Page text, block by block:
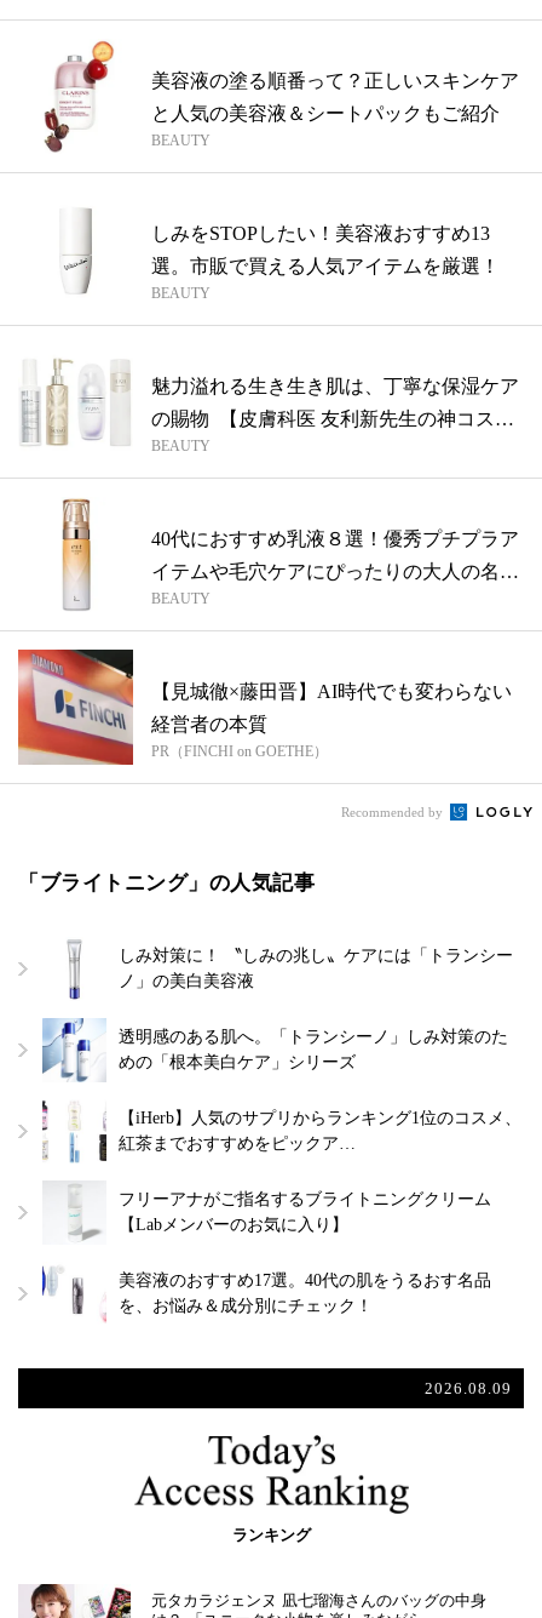
美容液の塗る順番って？正しいスキンケア
と人気の美容液＆シートパックもご紹介
BEAUTY
しみをSTOPしたい！美容液おすすめ13
選。市販で買える人気アイテムを厳選！
BEAUTY
魅力溢れる生き生き肌は、丁寧な保湿ケア
の賜物 【皮膚科医 友利新先生の神コス
メ...
BEAUTY
40代におすすめ乳液８選！優秀プチプラア
イテムや毛穴ケアにぴったりの大人の名品
を...
BEAUTY
【見城徹×藤田晋】AI時代でも変わらない
経営者の本質
PR（FINCHI on GOETHE）
Recommended by
「ブライトニング」の人気記事
しみ対策に！ 〝しみの兆し〟ケアには「トランシー
ノ」の美白美容液
透明感のある肌へ。「トランシーノ」しみ対策のた
めの「根本美白ケア」シリーズ
【iHerb】人気のサプリからランキング1位のコスメ、
紅茶までおすすめをピックア…
フリーアナがご指名するブライトニングクリーム
【Labメンバーのお気に入り】
美容液のおすすめ17選。40代の肌をうるおす名品
を、お悩み＆成分別にチェック！
2026.08.09
ランキング
元タカラジェンヌ 凪七瑠海さんのバッグの中身